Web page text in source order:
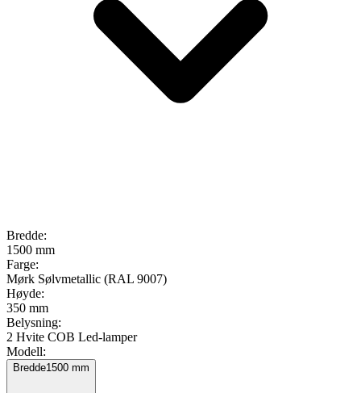
Bredde:
1500 mm
Farge:
Mørk Sølvmetallic (RAL 9007)
Høyde:
350 mm
Belysning:
2 Hvite COB Led-lamper
Modell:
Bredde1500 mm